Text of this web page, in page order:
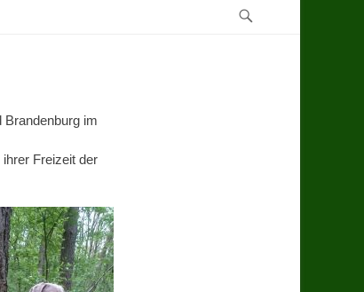
Brandenburg im
Freizeit der